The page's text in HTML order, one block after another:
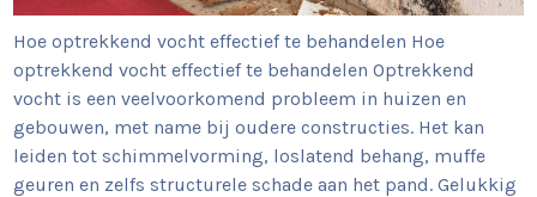
Hoe optrekkend vocht effectief te behandelen Hoe
optrekkend vocht effectief te behandelen Optrekkend
vocht is een veelvoorkomend probleem in huizen en
gebouwen, met name bij oudere constructies. Het kan
leiden tot schimmelvorming, loslatend behang, muffe
geuren en zelfs structurele schade aan het pand. Gelukkig